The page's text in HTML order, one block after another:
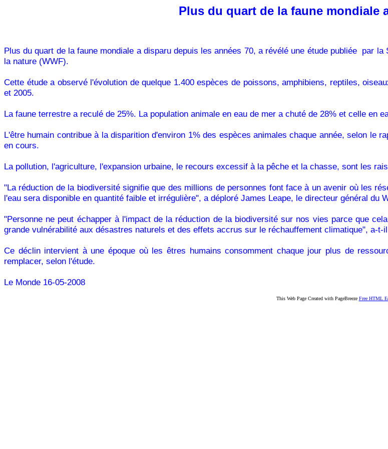
Plus du quart de la faune mondiale
Plus du quart de la faune mondiale a disparu depuis les années 70, arévélé une étude publiée par la
la nature (WWF).
Cette étude a observé l'évolution de quelque 1.400 espèces de poissons, amphibiens, reptiles,
et 2005.
La faune terrestre a reculé de 25%. La population animale en eau de mer a chuté de 28% et celle en
L'être humain contribue à la disparition d'environ 1% des espèces animales chaque année, selon le
en cours.
La pollution, l'agriculture, l'expansion urbaine, le recours excessif à la pêche et la chasse, sont les
"La réduction de la biodiversité signifie que des millions de personnes font face à un avenir où les
l'eau sera disponible en quantité faible et irrégulière", a déploré James Leape, le directeur général du
"Personne ne peut échapper à l'impact de la réduction de la biodiversité sur nos vies parce que
grande vulnérabilité aux désastres naturels et des effets accrus sur le réchauffement climatique", a-t-
Ce déclin intervient à une époque où les êtres humains consomment chaque jour plus de
remplacer, selon l'étude.
Le Monde 16-05-2008
This Web Page Created with PageBreeze Free HTML